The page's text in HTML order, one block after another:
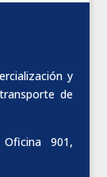
y
de
901,